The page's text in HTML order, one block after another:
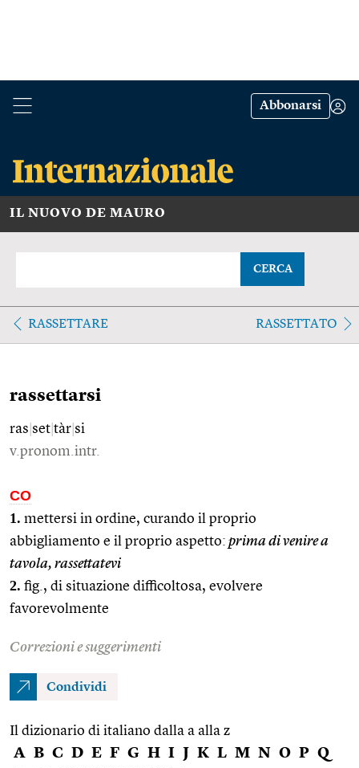
Abbonarsi
IL NUOVO DE MAURO
CERCA
RASSETTARE RASSETTATO
rassettarsi
ras set tàr si
v.pronom.intr.
CO
1. mettersi in ordine, curando il proprio
abbigliamento e il proprio aspetto: prima di venire a
tavola, rassettatevi
2. fig., di situazione difficoltosa, evolvere
favorevolmente
Correzioni e suggerimenti
Condividi
Il dizionario di italiano dalla a alla z
A B C D E F G H I J K L M N O P Q